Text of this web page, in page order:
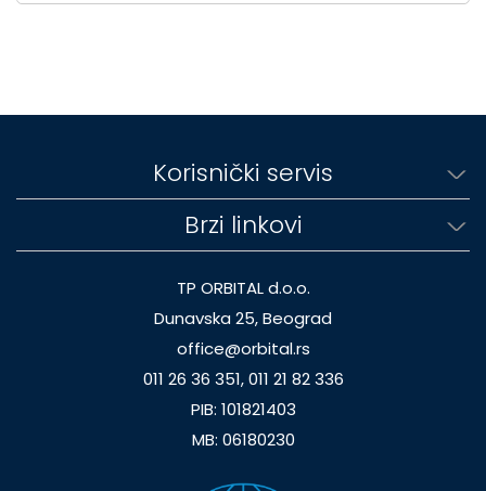
Korisnički servis
Brzi linkovi
TP ORBITAL d.o.o.
Dunavska 25, Beograd
office@orbital.rs
011 26 36 351, 011 21 82 336
PIB: 101821403
MB: 06180230